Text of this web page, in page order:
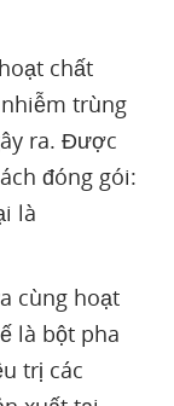
chất
trùng
ra. Được
đóng gói:
là
cùng hoạt
là bột pha
trị các